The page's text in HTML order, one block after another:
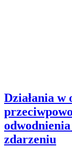
Działania w
zdarzeniu